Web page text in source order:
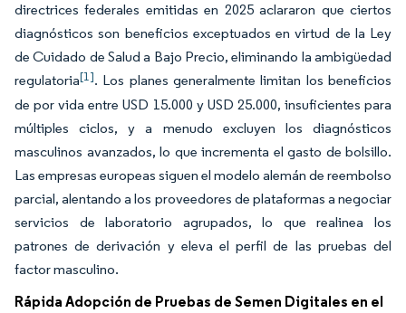
directrices federales emitidas en 2025 aclararon que ciertos
diagnósticos son beneficios exceptuados en virtud de la Ley
de Cuidado de Salud a Bajo Precio, eliminando la ambigüedad
regulatoria[1]. Los planes generalmente limitan los beneficios
de por vida entre USD 15.000 y USD 25.000, insuficientes para
múltiples ciclos, y a menudo excluyen los diagnósticos
masculinos avanzados, lo que incrementa el gasto de bolsillo.
Las empresas europeas siguen el modelo alemán de reembolso
parcial, alentando a los proveedores de plataformas a negociar
servicios de laboratorio agrupados, lo que realinea los
patrones de derivación y eleva el perfil de las pruebas del
factor masculino.
Rápida Adopción de Pruebas de Semen Digitales en el